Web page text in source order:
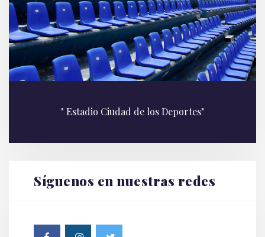
" Estadio Ciudad de los Deportes"
Síguenos en nuestras redes